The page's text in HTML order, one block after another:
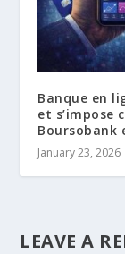
Banque en
et s’impose
Boursobank
January 23, 2026
LEAVE A